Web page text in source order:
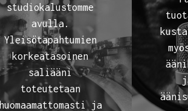
studiokalustomme
avulla.
Yleisötapahtumien
korkeatasoinen
saliääni
toteutetaan
huomaamattomasti ja